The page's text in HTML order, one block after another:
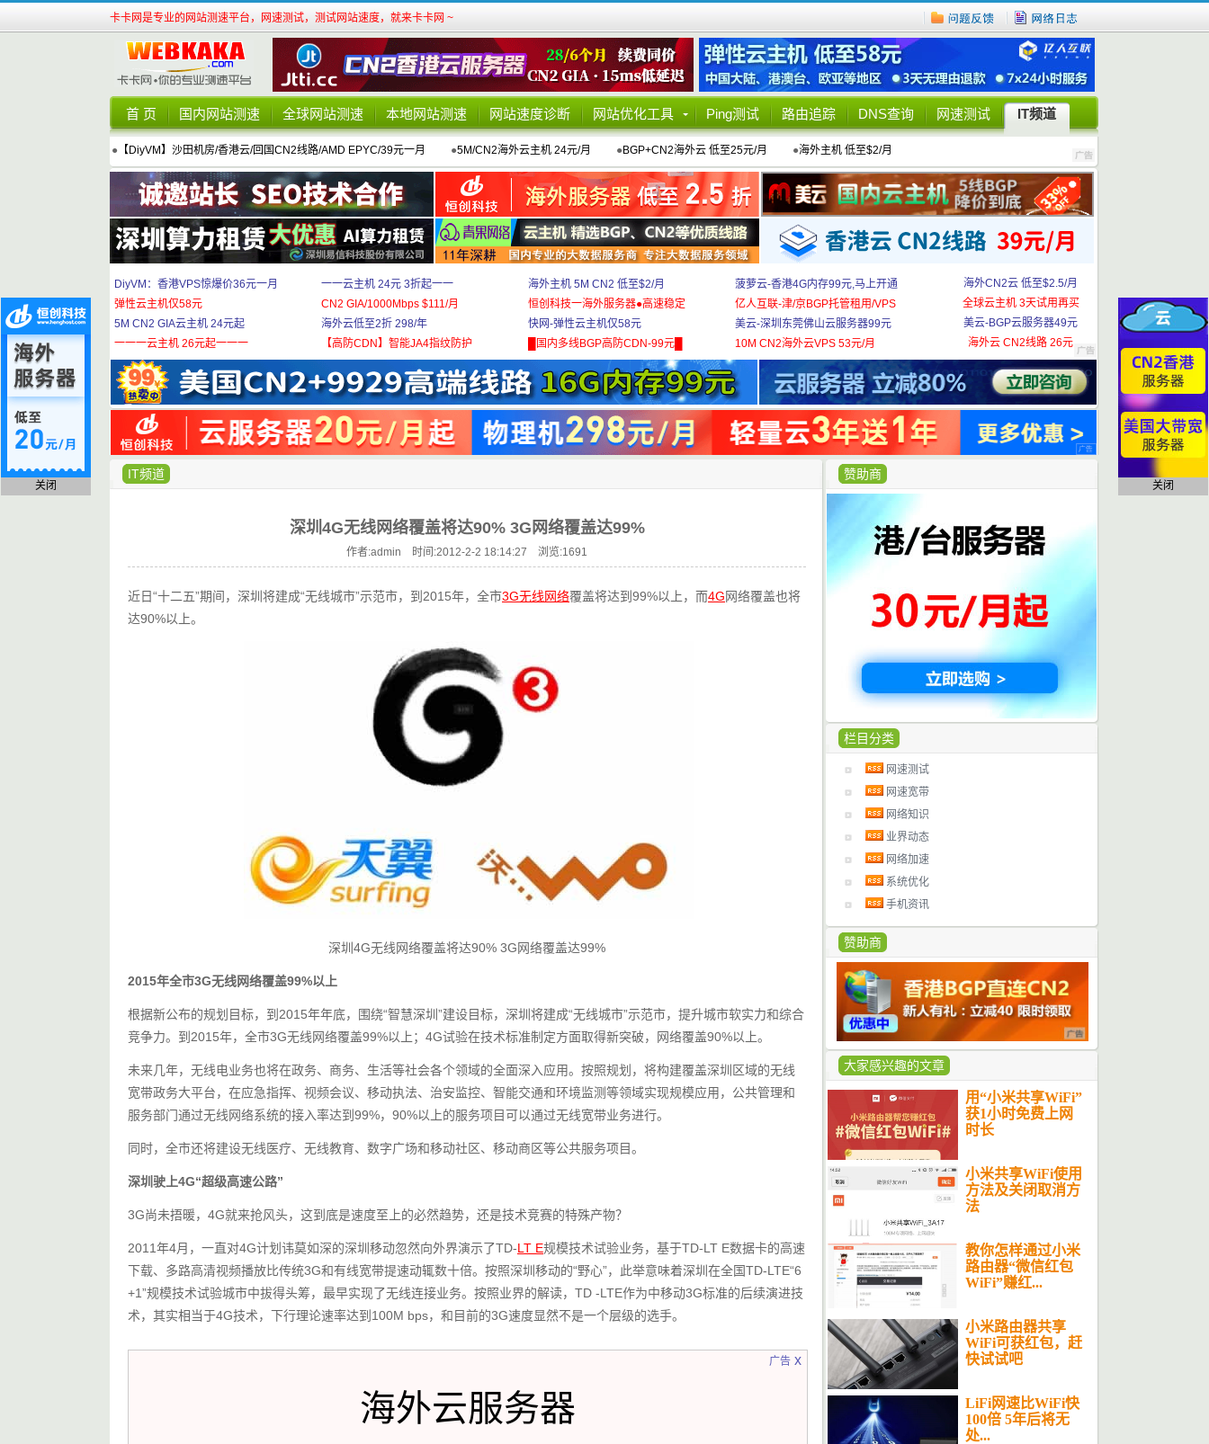
卡卡网是专业的网站测速平台，网速测试，测试网站速度，就来卡卡网 ~
首 页 国内网站测速 全球网站测速 本地网站测速 网站速度诊断 网站优化工具 Ping测试 路由追踪 DNS查询 网速测试 IT频道
● 【DiyVM】沙田机房/香港云/回国CN2线路/AMD EPYC/39元一月 ●5M/CN2海外云主机 24元/月 ●BGP+CN2海外云 低至25元/月 ●海外主机 低至$2/月
DiyVM：香港VPS惊爆价36元一月
弹性云主机仅58元
5M CN2 GIA云主机 24元起
一一一云主机 26元起一一一
一一云主机 24元 3折起一一
CN2 GIA/1000Mbps $111/月
海外云低至2折 298/年
【高防CDN】智能JA4指纹防护
海外主机 5M CN2 低至$2/月
恒创科技一海外服务器●高速稳定
快网-弹性云主机仅58元
█国内多线BGP高防CDN-99元█
菠萝云-香港4G内存99元,马上开通
亿人互联-津/京BGP托管租用/VPS
美云-深圳东莞佛山云服务器99元
10M CN2海外云VPS 53元/月
海外CN2云 低至$2.5/月
全球云主机 3天试用再买
美云-BGP云服务器49元
海外云 CN2线路 26元
赞助商
栏目分类
网速测试
网速宽带
网络知识
业界动态
网络加速
系统优化
手机资讯
赞助商
大家感兴趣的文章
用“小米共享WiFi”
获1小时免费上网
时长
小米共享WiFi使用
方法及关闭取消方
法
教你怎样通过小米
路由器“微信红包
WiFi”赚红...
小米路由器共享
WiFi可获红包，赶
快试试吧
LiFi网速比WiFi快
100倍 5年后将无
处...
IT频道
深圳4G无线网络覆盖将达90% 3G网络覆盖达99%
作者:admin 时间:2012-2-2 18:14:27 浏览:1691
近日“十二五”期间，深圳将建成“无线城市”示范市，到2015年，全市3G无线网络覆盖将达到99%以上，而4G网络覆盖也将
达90%以上。
深圳4G无线网络覆盖将达90% 3G网络覆盖达99%
2015年全市3G无线网络覆盖99%以上
根据新公布的规划目标，到2015年年底，围绕“智慧深圳”建设目标，深圳将建成“无线城市”示范市，提升城市软实力和综合
竞争力。到2015年，全市3G无线网络覆盖99%以上；4G试验在技术标准制定方面取得新突破，网络覆盖90%以上。
未来几年，无线电业务也将在政务、商务、生活等社会各个领域的全面深入应用。按照规划，将构建覆盖深圳区域的无线
宽带政务大平台，在应急指挥、视频会议、移动执法、治安监控、智能交通和环境监测等领域实现规模应用，公共管理和
服务部门通过无线网络系统的接入率达到99%，90%以上的服务项目可以通过无线宽带业务进行。
同时，全市还将建设无线医疗、无线教育、数字广场和移动社区、移动商区等公共服务项目。
深圳驶上4G“超级高速公路”
3G尚未捂暖，4G就来抢风头，这到底是速度至上的必然趋势，还是技术竞赛的特殊产物？
2011年4月，一直对4G计划讳莫如深的深圳移动忽然向外界演示了TD-LT E规模技术试验业务，基于TD-LT E数据卡的高速
下载、多路高清视频播放比传统3G和有线宽带提速动辄数十倍。按照深圳移动的“野心”，此举意味着深圳在全国TD-LTE“6
+1”规模技术试验城市中拔得头筹，最早实现了无线连接业务。按照业界的解读，TD -LTE作为中移动3G标准的后续演进技
术，其实相当于4G技术，下行理论速率达到100M bps，和目前的3G速度显然不是一个层级的选手。
广告
海外云服务器
x
关闭 关闭